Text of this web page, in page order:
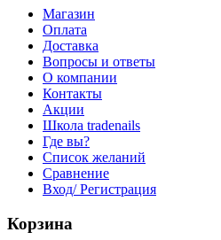
Магазин
Оплата
Доставка
Вопросы и ответы
О компании
Контакты
Акции
Школа tradenails
Где вы?
Список желаний
Сравнение
Вход/ Регистрация
Корзина